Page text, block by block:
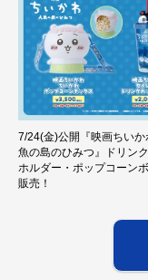
7/24(金)公開『映画ちい
魚の島のひみつ』ドリン
ホルダー・ポップコーン
販売！